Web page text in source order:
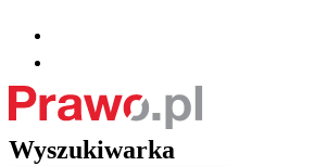
Wyszukiwarka